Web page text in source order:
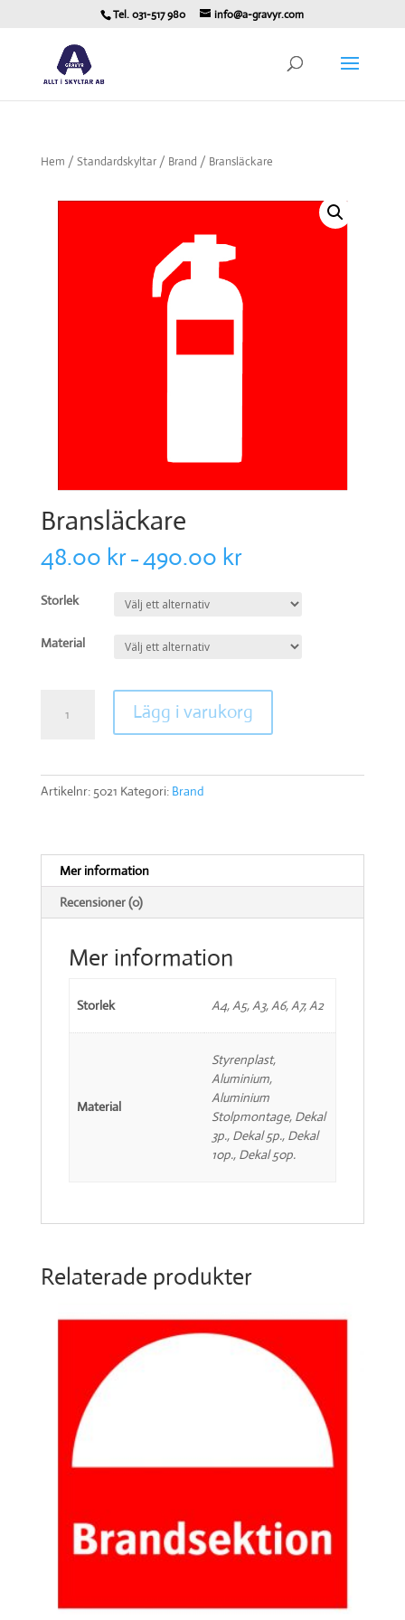
Tel. 031-517 980 info@a-gravyr.com
Hem / Standardskyltar/ Brand / Bransläckare
Bransläckare
48.00 kr– 490.00 kr
Storlek
Material
mängd
Lägg i varukorg
Artikelnr: 5021 Kategori: Brand
Mer information
Recensioner (0)
Mer information
Storlek A4, A5, A3, A6, A7, A2
Material
Styrenplast,
Aluminium,
Aluminium
Stolpmontage, Dekal
3p., Dekal 5p., Dekal
10p., Dekal 50p.
Relaterade produkter